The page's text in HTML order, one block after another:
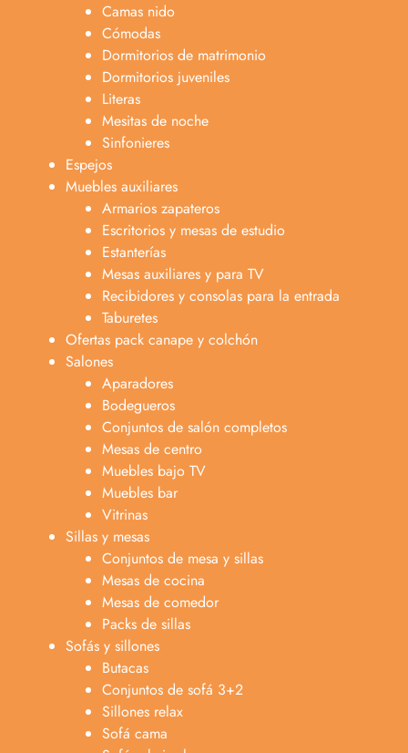
Camas nido
Cómodas
Dormitorios de matrimonio
Dormitorios juveniles
Literas
Mesitas de noche
Sinfonieres
Espejos
Muebles auxiliares
Armarios zapateros
Escritorios y mesas de estudio
Estanterías
Mesas auxiliares y para TV
Recibidores y consolas para la entrada
Taburetes
Ofertas pack canape y colchón
Salones
Aparadores
Bodegueros
Conjuntos de salón completos
Mesas de centro
Muebles bajo TV
Muebles bar
Vitrinas
Sillas y mesas
Conjuntos de mesa y sillas
Mesas de cocina
Mesas de comedor
Packs de sillas
Sofás y sillones
Butacas
Conjuntos de sofá 3+2
Sillones relax
Sofá cama